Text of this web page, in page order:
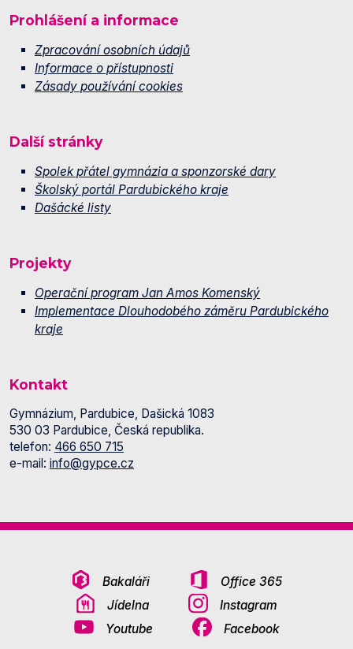
Prohlášení a informace
Zpracování osobních údajů
Informace o přístupnosti
Zásady používání cookies
Další stránky
Spolek přátel gymnázia a sponzorské dary
Školský portál Pardubického kraje
Dašácké listy
Projekty
Operační program Jan Amos Komenský
Implementace Dlouhodobého záměru Pardubického
kraje
Kontakt
Gymnázium, Pardubice, Dašická 1083
530 03 Pardubice, Česká republika.
telefon: 466 650 715
e-mail: info@gypce.cz
Bakaláři
Office 365
Jídelna
Instagram
Youtube
Facebook